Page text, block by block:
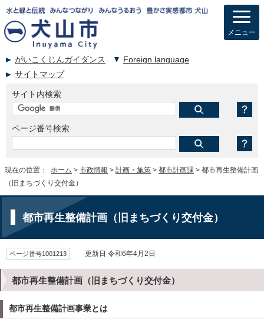
がいこくじんガイダンス
Foreign language
サイトマップ
サイト内検索
ページ番号検索
メニュー
現在の位置： ホーム > 市政情報 > 計画・施策 > 都市計画課 > 都市再生整備計画
（旧まちづくり交付金）
都市再生整備計画（旧まちづくり交付金）
ページ番号1001213 更新日 令和6年4月2日
都市再生整備計画（旧まちづくり交付金）
都市再生整備計画事業とは